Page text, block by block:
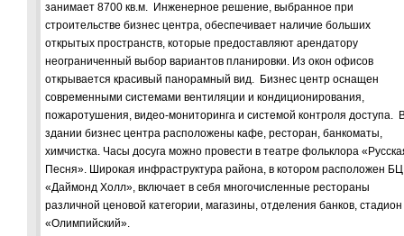
занимает 8700 кв.м. Инженерное решение, выбранное при
строительстве бизнес центра, обеспечивает наличие больших
открытых пространств, которые предоставляют арендатору
неограниченный выбор вариантов планировки. Из окон офисов
открывается красивый панорамный вид. Бизнес центр оснащен
современными системами вентиляции и кондиционирования,
пожаротушения, видео-мониторинга и системой контроля доступа.
здании бизнес центра расположены кафе, ресторан, банкоматы,
химчистка. Часы досуга можно провести в театре фольклора
Песня». Широкая инфраструктура района, в котором расположен БЦ
«Даймонд Холл», включает в себя многочисленные рестораны
различной ценовой категории, магазины, отделения банков, стадион
«Олимпийский».